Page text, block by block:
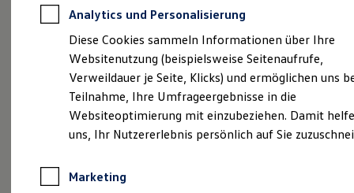
Autokredit mit Schlussrate
Versicherungen und Garantien
Kfz-Versicherung
Restschuldversicherungen
Garantien
Wartungsverträge
Geschäftskunden
Professional Class bei Volkswagen
Großkunden
Behörden
Anpfiff zum Gewinn
Impressum & Rechtliches
Analytics und Personalisierung
Diese Cookies sammeln Informationen über Ihre
Websitenutzung (beispielsweise Seitenaufrufe,
Verweildauer je Seite, Klicks) und ermöglichen uns
Teilnahme, Ihre Umfrageergebnisse in die
Websiteoptimierung mit einzubeziehen. Damit
uns, Ihr Nutzererlebnis persönlich auf Sie
Marketing